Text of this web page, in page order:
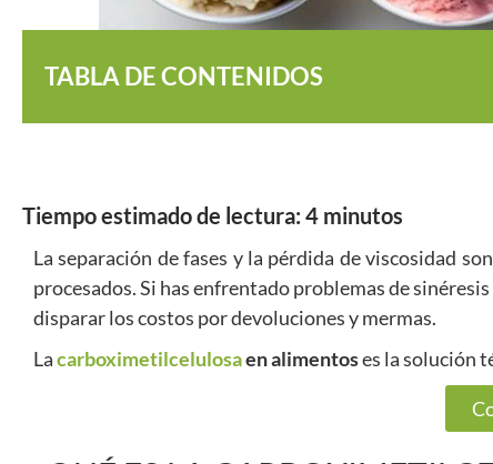
TABLA DE CONTENIDOS
Tiempo estimado de lectura: 4 minutos
La separación de fases y la pérdida de viscosidad
procesados. Si has enfrentado problemas de
disparar los costos por devoluciones y mermas.
Lacarboximetilcelulosaen alimentoses la solución